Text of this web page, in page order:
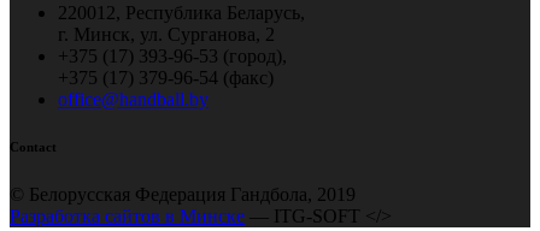
220012, Республика Беларусь,
г. Минск, ул. Сурганова, 2
+375 (17) 393-96-53 (город),
+375 (17) 379-96-54 (факс)
office@handball.by
Contact
© Белорусская Федерация Гандбола, 2019
Разработка сайтов в Минске — ITG-SOFT </>